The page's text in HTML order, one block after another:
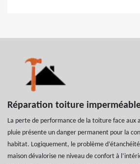
Réparation toiture
La perte de performance de la toiture face aux
pluie présente un danger permanent pour la
habitat. Logiquement, le problème
maison dévalorise ne niveau de confort à